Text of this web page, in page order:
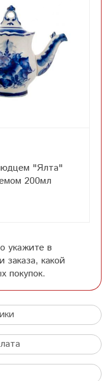
"Ялта"
200мл
укажите в
какой
покупок.